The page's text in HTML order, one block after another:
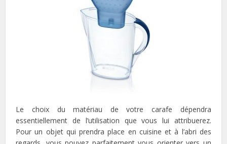
Le choix du matériau de votre carafe dépendra
essentiellement de l’utilisation que vous lui attribuerez.
Pour un objet qui prendra place en cuisine et à l’abri des